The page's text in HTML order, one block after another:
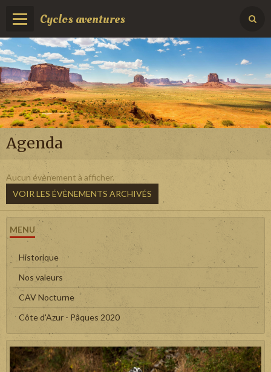
Cyclos aventures
Agenda
Aucun évènement à afficher.
VOIR LES ÉVÈNEMENTS ARCHIVÉS
MENU
Historique
Nos valeurs
CAV Nocturne
Côte d'Azur - Pâques 2020